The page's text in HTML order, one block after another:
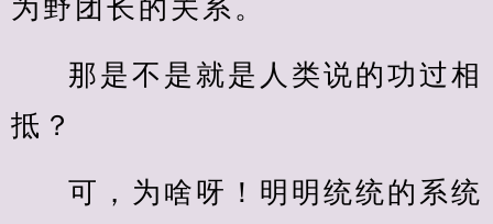
为野团长的关系。
那是不是就是人类说的功过相
抵？
可，为啥呀！明明统统的系统